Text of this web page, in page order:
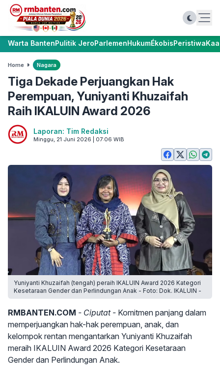
Warta BantenPulitik JeroParlemenHukumÉkobisPeristiwa
Home Nagara
Tiga Dekade Perjuangkan Hak
Perempuan, Yuniyanti Khuzaifah
Raih IKALUIN Award 2026
Laporan: Tim Redaksi
Minggu, 21 Juni 2026 | 07:06 WIB
Yuniyanti Khuzaifah (tengah) peraih IKALUIN Award 2026 Kategori
Kesetaraan Gender dan Perlindungan Anak - Foto: Dok. IKALUIN -
RMBANTEN.COM - Ciputat - Komitmen panjang dalam
memperjuangkan hak-hak perempuan, anak, dan
kelompok rentan mengantarkan Yuniyanti Khuzaifah
meraih IKALUIN Award 2026 Kategori Kesetaraan
Gender dan Perlindungan Anak.